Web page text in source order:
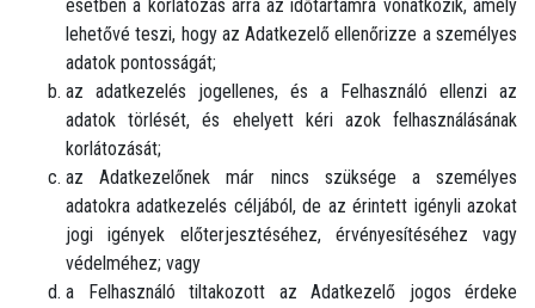
esetben a korlátozás arra az időtartamra vonatkozik, amely
lehetővé teszi, hogy az Adatkezelő ellenőrizze a személyes
adatok pontosságát;
az adatkezelés jogellenes, és a Felhasználó ellenzi az
adatok törlését, és ehelyett kéri azok felhasználásának
korlátozását;
az Adatkezelőnek már nincs szüksége a személyes
adatokra adatkezelés céljából, de az érintett igényli azokat
jogi igények előterjesztéséhez, érvényesítéséhez vagy
védelméhez; vagy
a Felhasználó tiltakozott az Adatkezelő jogos érdeke